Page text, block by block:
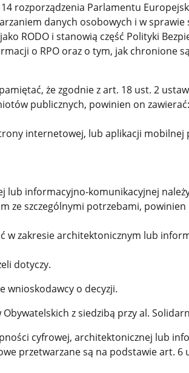
rozporządzenia Parlamentu
danych osobowych i w
RODO i stanowią część Polityki
o RPO oraz o tym, jak chronione
że zgodnie z art. 18 ust. 2
publicznych, powinien on zawierać:
internetowej, lub aplikacji
informacyjno-komunikacyjnej
ze szczególnymi potrzebami, powinien
zakresie architektonicznym lub
dotyczy.
wnioskodawcy o decyzji.
z siedzibą przy al.
cyfrowej, architektonicznej lub
przetwarzane są na podstawie art. 6